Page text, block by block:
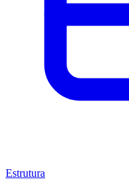
Estrutura